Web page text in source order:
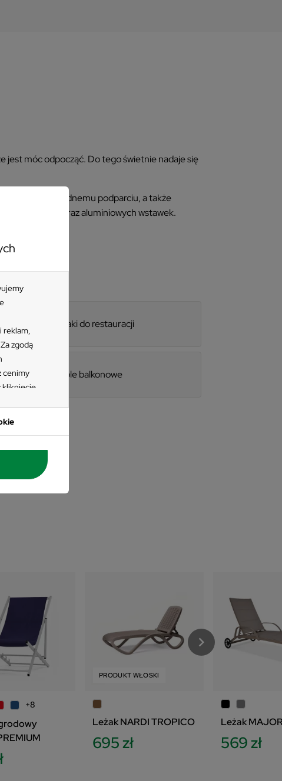
reklam,
zgodą
cenimy
kliknięcie
się
z
jest móc odpocząć. Do tego świetnie nadaje się
to dzięki wygodnemu podparciu, a także
siatki oraz aluminiowych wstawek.
Leżaki do restauracji
Meble balkonowe
+8
PRODUKT WŁOSKI
Leżak NARDI TROPICO
695 zł
Leżak
569 zł